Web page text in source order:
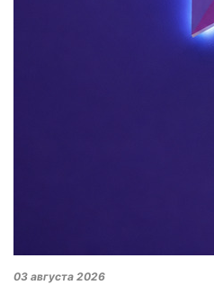
03 августа 2026